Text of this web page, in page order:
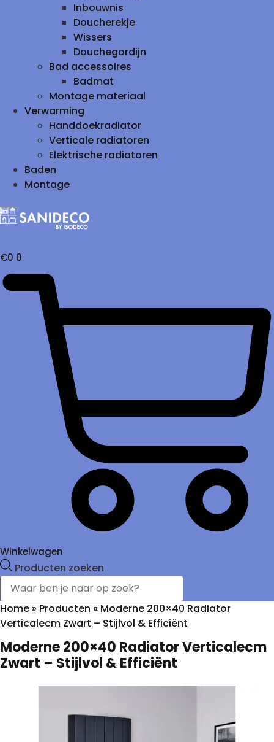
Inbouwnis
Doucherekje
Wissers
Douchegordijn
Bad accessoires
Badmat
Montage materiaal
Verwarming
Handdoekradiator
Verticale radiatoren
Elektrische radiatoren
Baden
Montage
€0 0
Winkelwagen
Producten zoeken
Home » Producten » Moderne 200×40 Radiator
Verticalecm Zwart – Stijlvol & Efficiënt
Moderne 200×40 Radiator Verticalecm
Zwart – Stijlvol & Efficiënt